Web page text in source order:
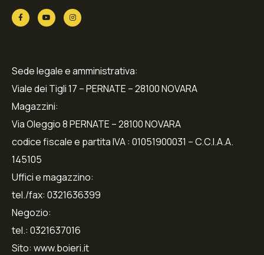
Sede legale e amministrativa:
Viale dei Tigli 17 – PERNATE – 28100 NOVARA
Magazzini:
Via Oleggio 8 PERNATE – 28100 NOVARA
codice fiscale e partita IVA : 01051900031 – C.C.I.A.A.
145105
Uffici e magazzino:
tel./fax: 0321636399
Negozio:
tel.: 0321637016
Sito: www.boieri.it